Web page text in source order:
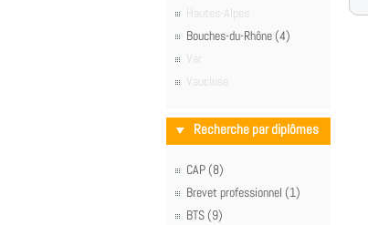
Hautes-Alpes
Bouches-du-Rhône (4)
Var
Vaucluse
Recherche par diplômes
CAP (8)
Brevet professionnel (1)
BTS (9)